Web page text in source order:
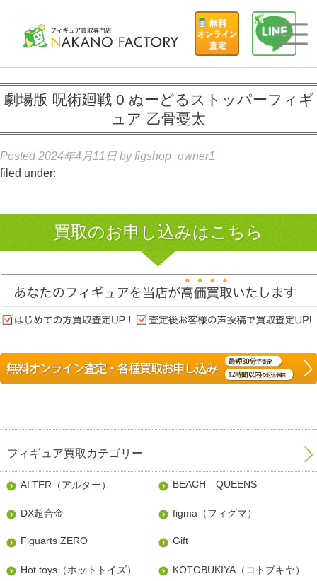
劇場版 呪術廻戦 0 ぬーどるストッパーフィギ
ュア 乙骨憂太
Posted 2024年4月11日 by figshop_owner1
filed under:
買取のお申し込みはこちら
フィギュア買取カテゴリー
ALTER（アルター） BEACH QUEENS
DX超合金 figma（フィグマ）
Figuarts ZERO Gift
Hot toys（ホットトイズ） KOTOBUKIYA（コトブキヤ）